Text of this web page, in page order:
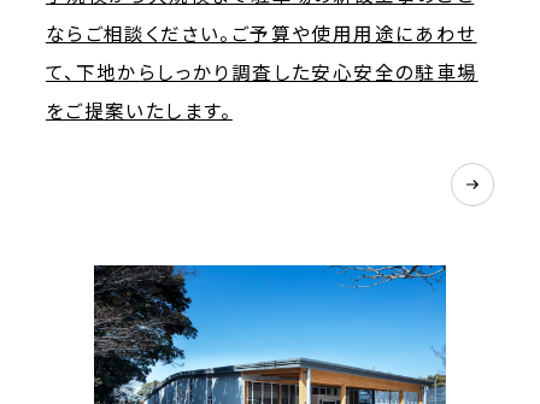
ならご相談ください。ご予算や使用用途にあわせ
て、下地からしっかり調査した安心安全の駐車場
をご提案いたします。